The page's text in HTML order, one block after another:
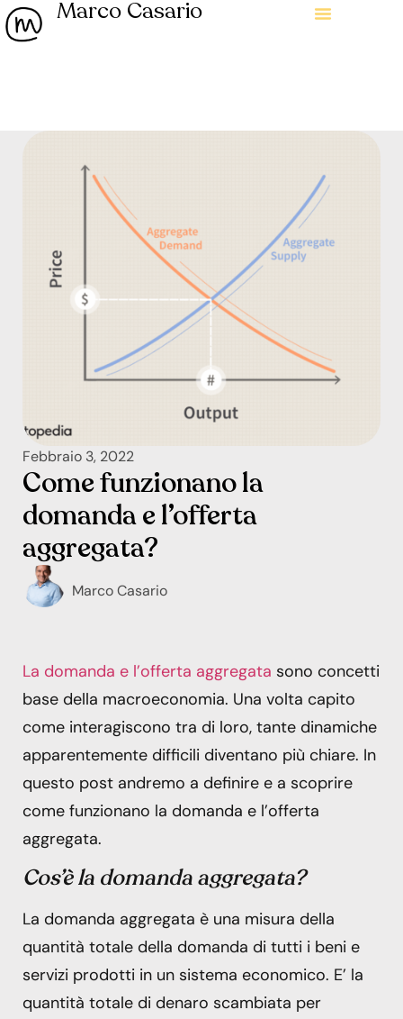
Marco Casario
Febbraio 3, 2022
Come funzionano la
domanda e l’offerta
aggregata?
Marco Casario
La domanda e l’offerta aggregata sono concetti
base della macroeconomia. Una volta capito
come interagiscono tra di loro, tante dinamiche
apparentemente difficili diventano più chiare. In
questo post andremo a definire e a scoprire
come funzionano la domanda e l’offerta
aggregata.
Cos’è la domanda aggregata?
La domanda aggregata è una misura della
quantità totale della domanda di tutti i beni e
servizi prodotti in un sistema economico. E’ la
quantità totale di denaro scambiata per